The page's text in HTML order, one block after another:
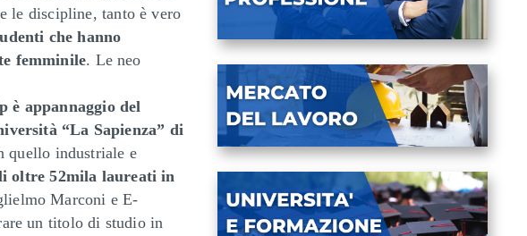
le discipline, tanto è vero
che hanno
femminile. Le neo
è appannaggio del
“La Sapienza” di
quello industriale e
oltre 52mila laureati in
Marconi e E-
un titolo di studio in